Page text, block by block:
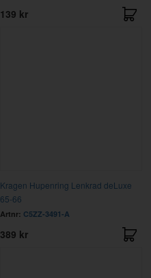
139 kr
Kragen Hupenring Lenkrad deLuxe
65-66
Artnr: C5ZZ-3491-A
389 kr